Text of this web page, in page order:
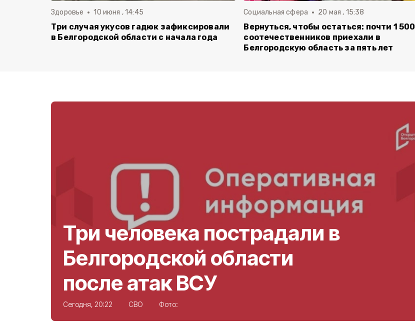
Здоровье 10 июня , 14:45
Три случая укусов гадюк зафиксировали
в Белгородской области с начала года
Социальная сфера 20 мая , 15:38
Вернуться, чтобы остаться: почти 1 500
соотечественников приехали в
Белгородскую область за пять лет
Три человека пострадали в
Белгородской области
после атак ВСУ
Сегодня, 20:22 СВО Фото: